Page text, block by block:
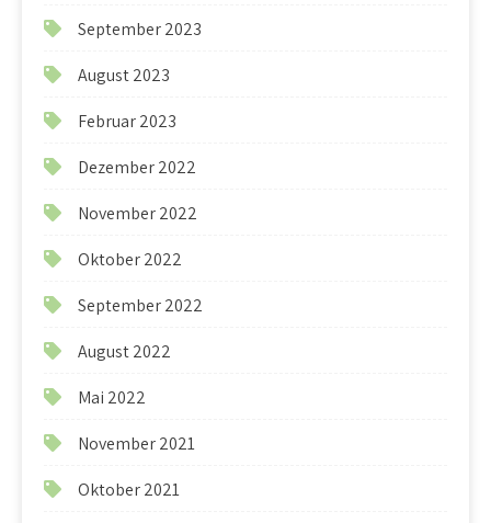
September 2023
August 2023
Februar 2023
Dezember 2022
November 2022
Oktober 2022
September 2022
August 2022
Mai 2022
November 2021
Oktober 2021